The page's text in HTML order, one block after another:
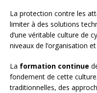
La protection contre les
limiter à des solutions
d’une véritable culture de
niveaux de l’organisation
La formation continue
fondement de cette
traditionnelles, des